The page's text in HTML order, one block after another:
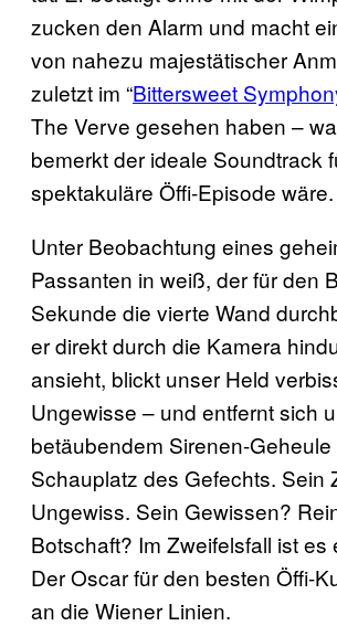
zucken den Alarm und macht
von nahezu majestätischer
zuletzt im “Bittersweet
The Verve gesehen haben –
bemerkt der ideale Soundtrack
spektakuläre Öffi-Episode wäre.
Unter Beobachtung eines
Passanten in weiß, der für den
Sekunde die vierte Wand
er direkt durch die Kamera
ansieht, blickt unser Held
Ungewisse – und entfernt sich
betäubendem Sirenen-Geheule
Schauplatz des Gefechts. Sein
Ungewiss. Sein Gewissen?
Botschaft? Im Zweifelsfall ist es
Der Oscar für den besten Öffi-
an die Wiener Linien.